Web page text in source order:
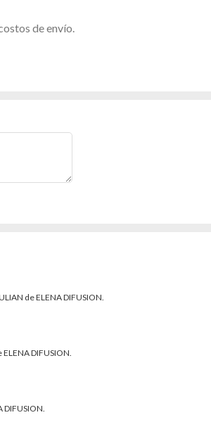
de envío.
de ELENA DIFUSION.
DIFUSION.
DIFUSION.